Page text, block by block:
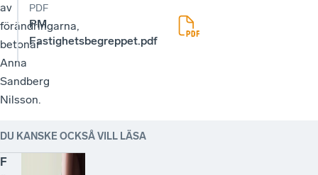
av
förändringarna,
betonar
Anna
Sandberg
Nilsson.
PDF
PM
Fastighetsbegreppet.pdf
DU KANSKE OCKSÅ VILL LÄSA
F